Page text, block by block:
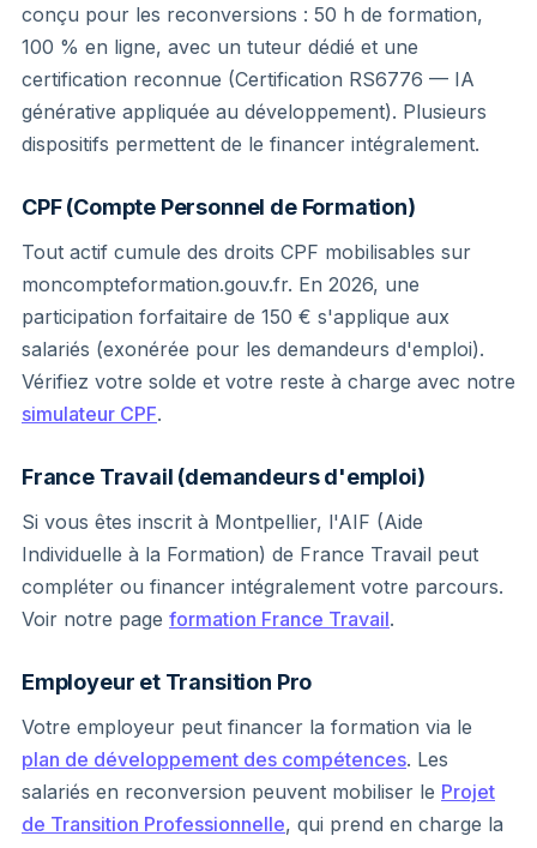
conçu pour les reconversions : 50 h de formation,
100 % en ligne, avec un tuteur dédié et une
certification reconnue (Certification RS6776 — IA
générative appliquée au développement). Plusieurs
dispositifs permettent de le financer intégralement.
CPF (Compte Personnel de Formation)
Tout actif cumule des droits CPF mobilisables sur
moncompteformation.gouv.fr. En 2026, une
participation forfaitaire de 150 € s'applique aux
salariés (exonérée pour les demandeurs d'emploi).
Vérifiez votre solde et votre reste à charge avec notre
simulateur CPF.
France Travail (demandeurs d'emploi)
Si vous êtes inscrit à Montpellier, l'AIF (Aide
Individuelle à la Formation) de France Travail peut
compléter ou financer intégralement votre parcours.
Voir notre page formation France Travail.
Employeur et Transition Pro
Votre employeur peut financer la formation via le
plan de développement des compétences. Les
salariés en reconversion peuvent mobiliser le Projet
de Transition Professionnelle, qui prend en charge la